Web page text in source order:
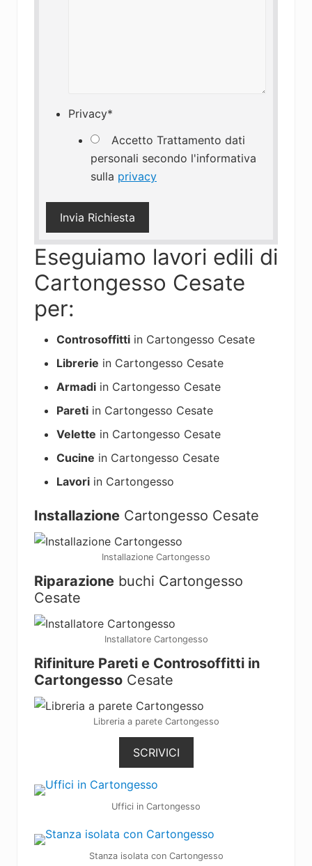
Privacy*
Accetto Trattamento dati
personali secondo l'informativa
sulla privacy
Eseguiamo lavori edili di
Cartongesso Cesate
per:
Controsoffitti in Cartongesso Cesate
Librerie in Cartongesso Cesate
Armadi in Cartongesso Cesate
Pareti in Cartongesso Cesate
Velette in Cartongesso Cesate
Cucine in Cartongesso Cesate
Lavori in Cartongesso
Installazione Cartongesso Cesate
Installazione Cartongesso
Riparazione buchi Cartongesso
Cesate
Installatore Cartongesso
Rifiniture Pareti e Controsoffitti in
Cartongesso Cesate
Libreria a parete Cartongesso
SCRIVICI
Uffici in Cartongesso
Stanza isolata con Cartongesso